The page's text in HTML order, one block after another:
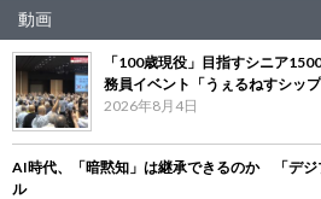
動画
「100歳現役」目指すシニア
務員イベント「うぇるねすシップ
2026年8月4日
AI時代、「暗黙知」は継承できるのか 「デジ
ル